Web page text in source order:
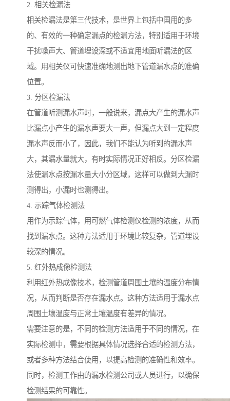
2. 相关检漏法
相关检漏法是第三代技术，是世界上包括中国用的多
的、有效的一种确定漏点的检漏方法，特别适用于环境
干扰噪声大、管道埋设深或不适宜用地面听漏法的区
域。用相关仪可快速准确地测出地下管道漏水点的准确
位置。
3. 分区检漏法
在管道听测漏水声时，一般说来，漏点大产生的漏水声
比漏点小产生的漏水声要大一声，但漏点大到一定程度
漏水声反而小了，因此，我们不能认为听到的漏水声
大，其漏水量就大，有时实际情况正好相反。分区检漏
法使漏水点按漏水量大小分区域，这样可以做到大漏时
测得出，小漏时也测得出。
4. 示踪气体检测法
用作为示踪气体，用可燃气体检测仪检测的浓度，从而
找到漏水点。这种方法适用于环境比较复杂，管道埋设
较深的情况。
5. 红外热成像检测法
利用红外热成像技术，检测管道周围土壤的温度分布情
况，从而判断是否存在漏水点。这种方法适用于漏水点
周围土壤温度与正常土壤温度有差异的情况。
需要注意的是，不同的检测方法适用于不同的情况，在
实际检测中，需要根据具体情况选择合适的检测方法，
或者多种方法结合使用，以提高检测的准确性和效率。
同时，检测工作由的漏水检测公司或人员进行，以确保
检测结果的可靠性。